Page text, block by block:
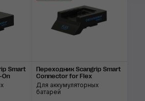
Smart
Переходник Scangrip Smart
Connector for Flex
Для аккумуляторных
батарей